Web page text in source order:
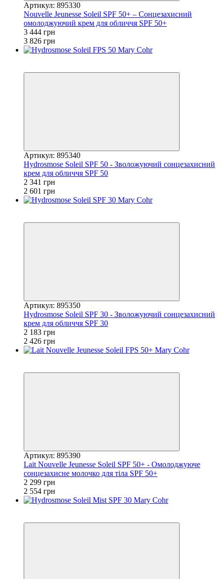
Артикул: 895330
Nouvelle Jeunesse Soleil SPF 50+ – Сонцезахисний
омолоджуючий крем для обличчя SPF 50+
3 444 грн
3 826 грн
Артикул: 895340
Hydrosmose Soleil SPF 50 - Зволожуючий сонцезахисний
крем для обличчя SPF 50
2 341 грн
2 601 грн
Артикул: 895350
Hydrosmose Soleil SPF 30 - Зволожуючий сонцезахисний
крем для обличчя SPF 30
2 183 грн
2 426 грн
Артикул: 895390
Lait Nouvelle Jeunesse Soleil SPF 50+ - Омолоджуюче
сонцезахисне молочко для тіла SPF 50+
2 299 грн
2 554 грн